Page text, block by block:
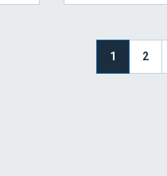
1 2